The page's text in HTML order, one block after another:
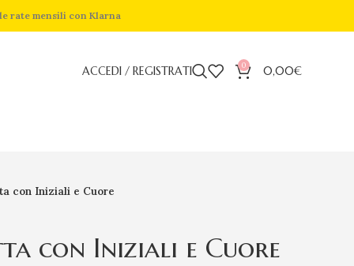
rate mensili con Klarna
ACCEDI / REGISTRATI 0 0,00€
con Iniziali e Cuore
con Iniziali e Cuore